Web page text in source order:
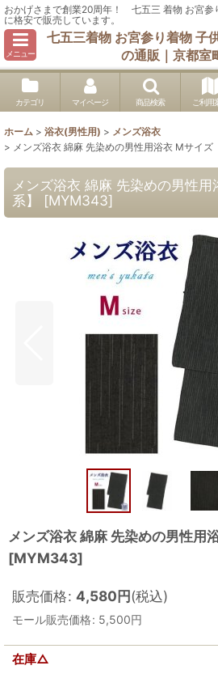
おかげさまで創業20周年！ 七五三 着物 お宮参
に格安で販売しています。
メニュー
七五三着物 お宮参り着物 子
の通販｜京都室
カテゴリ マイページ 商品検索 ご利用
ホーム > 浴衣(男性用) > メンズ浴衣
> メンズ浴衣 綿麻 先染めの男性用浴衣 Mサイズ
メンズ浴衣 綿麻 先染めの男性
系】
[MYM343]
メンズ浴衣 綿麻 先染めの男性用
[MYM343]
販売価格: 4,580円(税込)
モール販売価格: 5,500円
在庫△